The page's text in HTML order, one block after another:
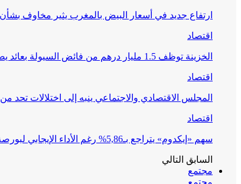
ارتفاع جديد في أسعار البيض بالمغرب يثير مخاوف بشأن
اقتصاد
الخزينة توظف 1.5 مليار درهم من فائض السيولة بعائد يصل إلى 1.65%
اقتصاد
المجلس الاقتصادي والاجتماعي ينبه إلى اختلالات تحد
اقتصاد
سهم «إيكدوم» يتراجع بـ5,86% رغم الأداء الإيجابي لبورصة الدار البيضاء
السابق التالي
مجتمع
مجتمع